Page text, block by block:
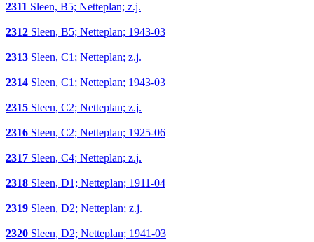
2311 Sleen, B5; Netteplan; z.j.
2312 Sleen, B5; Netteplan; 1943-03
2313 Sleen, C1; Netteplan; z.j.
2314 Sleen, C1; Netteplan; 1943-03
2315 Sleen, C2; Netteplan; z.j.
2316 Sleen, C2; Netteplan; 1925-06
2317 Sleen, C4; Netteplan; z.j.
2318 Sleen, D1; Netteplan; 1911-04
2319 Sleen, D2; Netteplan; z.j.
2320 Sleen, D2; Netteplan; 1941-03